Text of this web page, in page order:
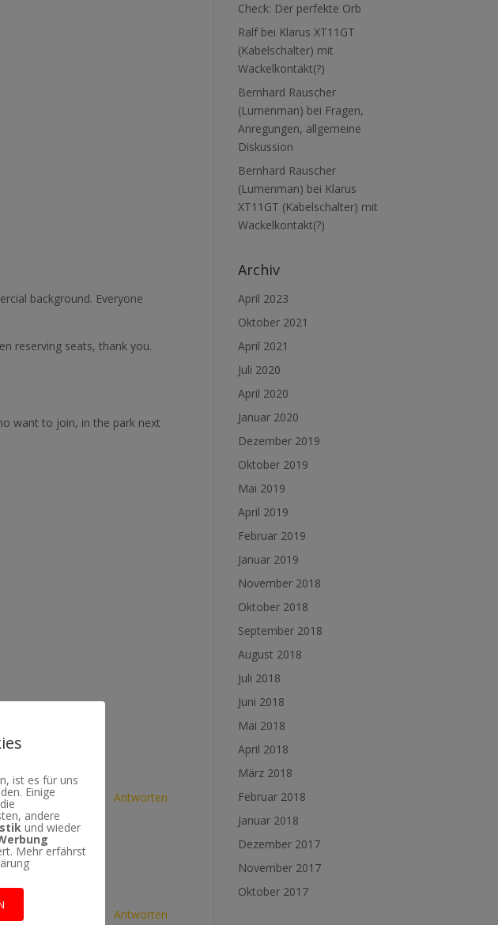
background. Everyone
reserving seats, thank you.
want to join, in the park next
Antworten
Antworten
Check: Der perfekte Orb
Ralfbei Klarus XT11GT
(Kabelschalter) mit
Wackelkontakt(?)
Bernhard Rauscher
(Lumenman) bei Fragen,
Anregungen, allgemeine
Diskussion
Bernhard Rauscher
(Lumenman) bei Klarus
XT11GT (Kabelschalter) mit
Wackelkontakt(?)
Archiv
April 2023
Oktober 2021
April 2021
Juli 2020
April 2020
Januar 2020
Dezember 2019
Oktober 2019
Mai 2019
April 2019
Februar 2019
Januar 2019
November 2018
Oktober 2018
September 2018
August 2018
Juli 2018
Juni 2018
Mai 2018
April 2018
März 2018
Februar 2018
Januar 2018
Dezember 2017
November 2017
Oktober 2017
ist es für uns
Einige
andere
und wieder
Mehr erfährst